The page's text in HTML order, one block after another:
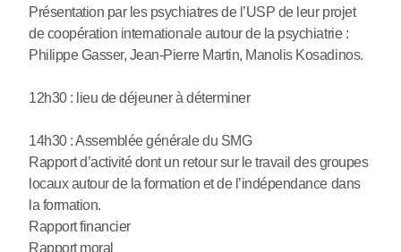
Présentation par les psychiatres de l’USP de leur projet
de coopération internationale autour de la psychiatrie :
Philippe Gasser, Jean-Pierre Martin, Manolis Kosadinos.
12h30 : lieu de déjeuner à déterminer
14h30 : Assemblée générale du SMG
Rapport d’activité dont un retour sur le travail des groupes
locaux autour de la formation et de l’indépendance dans
la formation.
Rapport financier
Rapport moral